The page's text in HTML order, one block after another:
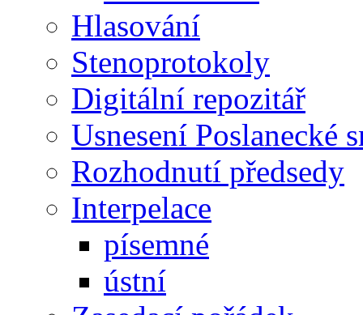
Hlasování
Stenoprotokoly
Digitální repozitář
Usnesení Poslanecké
Rozhodnutí předsedy
Interpelace
písemné
ústní